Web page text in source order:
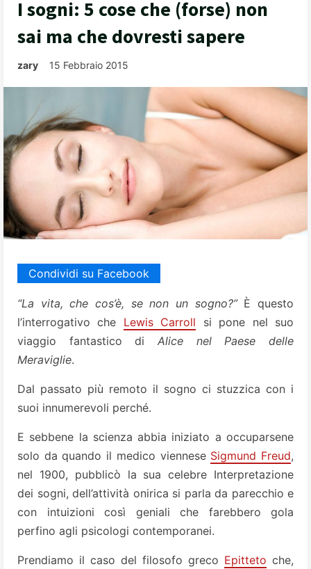
I sogni: 5 cose che (forse) non
sai ma che dovresti sapere
zary 15 Febbraio 2015
Condividi su Facebook
“La vita, che cos’è, se non un sogno?”È questo
l’interrogativo che Lewis Carroll si pone nel suo
viaggio fantastico di Alice nel Paese delle
Meraviglie.
Dal passato più remoto il sogno ci stuzzica con i
suoi innumerevoli perché.
E sebbene la scienza abbia iniziato a occuparsene
solo da quando il medico viennese Sigmund Freud,
nel 1900, pubblicò la sua celebre Interpretazione
dei sogni, dell’attività onirica si parla da parecchio e
con intuizioni così geniali che farebbero gola
perfino agli psicologi contemporanei.
Prendiamo il caso del filosofo greco Epitteto che,